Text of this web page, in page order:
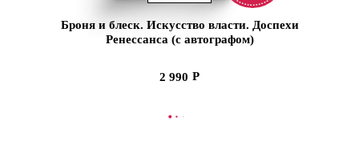
Броня и блеск. Искусство власти. Доспехи
Ренессанса (с автографом)
2 990
В КОРЗИНУ